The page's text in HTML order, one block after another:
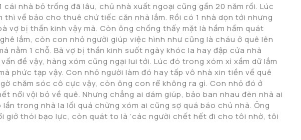
cái nhà bỏ trống đã lâu, chủ nhà xuất ngoại cũng gần 20 năm rồi. Lúc
thì về bảo cho thuê chứ tiếc căn nhà lắm. Rồi có 1 nhà dọn tới nhưng
vợ bị thần kinh vậy mà. Còn ông chồng thấy mặt là hầm hầm quát
lắm, còn con nhỏ người giúp việc hình như cũng là cháu ở quê lên
nằm 1 chỗ. Bà vợ bị thần kinh suốt ngày khóc la hay đập cửa nhà
đề vậy, hàng xóm cũng ngại lui tới. Lúc đó trong xóm xì xầm dữ lắm
phức tạp vậy. Con nhỏ người làm đó hay tấp vô nhà xin tiền về quê
chăm sóc cô cực vậy, còn ông con rể không ra gì. Con nhỏ đó ở
nổi vội bỏ về quê. Nhưng chẳng ai dám giúp, bảo ban nhau đèn nhà ai
trong nhà la lối quá chừng xóm ai cũng sợ quá báo chủ nhà. Ông
giở thói bạo lực, còn quát to là ‘các người chết hết đi cho tôi nhờ, tôi